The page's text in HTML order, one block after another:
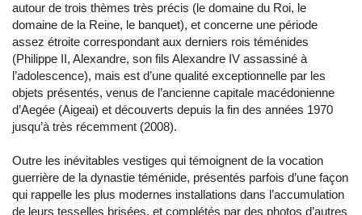
autour de trois thèmes très précis (le domaine du Roi, le
domaine de la Reine, le banquet), et concerne une période
assez étroite correspondant aux derniers rois téménides
(Philippe II, Alexandre, son fils Alexandre IV assassiné à
l’adolescence), mais est d’une qualité exceptionnelle par les
objets présentés, venus de l’ancienne capitale macédonienne
d’Aegée (Aigeai) et découverts depuis la fin des années 1970
jusqu’à très récemment (2008).
Outre les inévitables vestiges qui témoignent de la vocation
guerrière de la dynastie téménide, présentés parfois d’une façon
qui rappelle les plus modernes installations dans l’accumulation
de leurs tesselles brisées, et complétés par des photos d’autres